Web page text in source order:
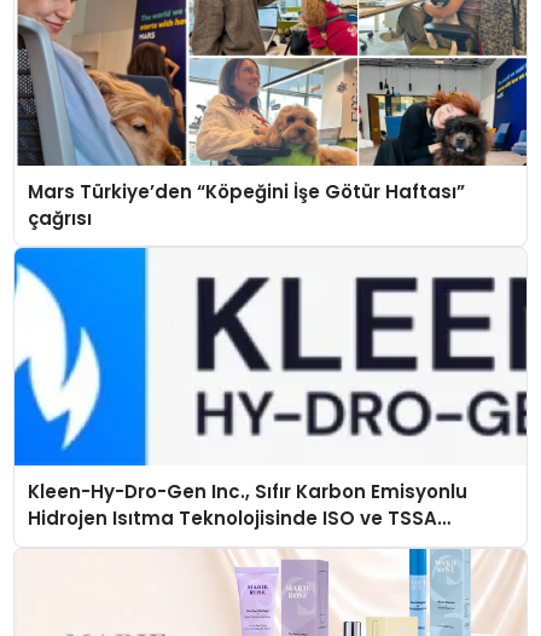
Mars Türkiye’den “Köpeğini İşe Götür Haftası”
çağrısı
Kleen-Hy-Dro-Gen Inc., Sıfır Karbon Emisyonlu
Hidrojen Isıtma Teknolojisinde ISO ve TSSA
Düzenleyici Onaylarını Aldı